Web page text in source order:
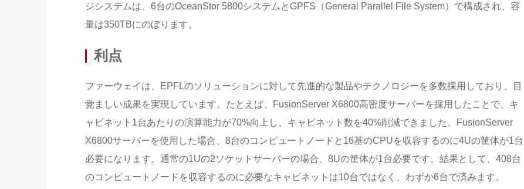
ジシステムは、6台のOceanStor 5800システムとGPFS（General Parallel File System）で構成され、容
量は350TBにのぼります。
利点
ファーウェイは、EPFLのソリューションに対して先進的な製品やテクノロジーを多数採用しており、目
覚ましい成果を実現しています。たとえば、FusionServer X6800高密度サーバーを採用したことで、キ
ャビネット1台あたりの演算能力が70%向上し、キャビネット数を40%削減できました。FusionServer
X6800サーバーを使用した場合、8台のコンピュートノードと16基のCPUを収容するのに4Uの筐体が1台
必要になります。通常の1Uの2ソケットサーバーの場合、8Uの筐体が1台必要です。結果として、408台
のコンピュートノードを収容するのに必要なキャビネットは10台ではなく、わずか6台で済みます。